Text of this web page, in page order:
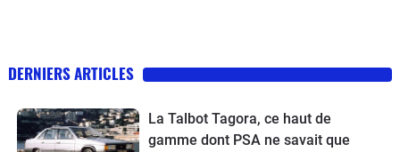
DERNIERS ARTICLES
La Talbot Tagora, ce haut de
gamme dont PSA ne savait que